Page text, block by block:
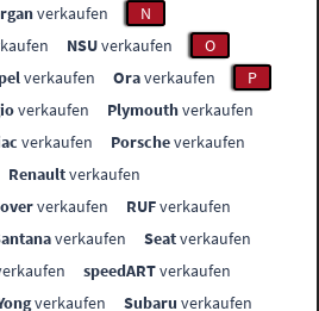
verkaufen
N
NSUverkaufen
O
verkaufen Oraverkaufen
P
verkaufen Plymouthverkaufen
verkaufen Porscheverkaufen
Renaultverkaufen
verkaufen RUFverkaufen
verkaufen Seatverkaufen
speedARTverkaufen
verkaufen Subaru verkaufen